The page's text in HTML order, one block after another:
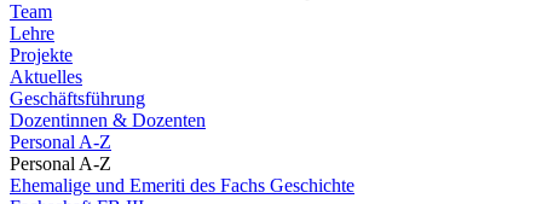
Team
Lehre
Projekte
Aktuelles
Geschäftsführung
Dozentinnen & Dozenten
Personal A-Z
Personal A-Z
Ehemalige und Emeriti des Fachs Geschichte